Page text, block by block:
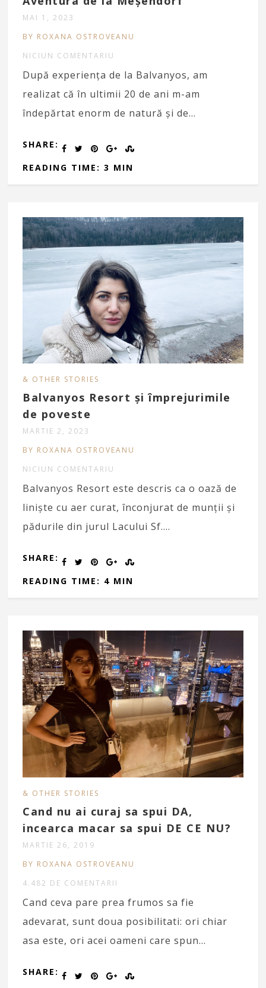
MAI 1, 2023
BY ROXANA OSTROVEANU
NICIUN COMENTARIU
După experiența de la Balvanyos, am
realizat că în ultimii 20 de ani m-am
îndepărtat enorm de natură și de…
SHARE:
READING TIME: 3 MIN
& OTHER STORIES
Balvanyos Resort și împrejurimile
de poveste
MARTIE 2, 2023
BY ROXANA OSTROVEANU
NICIUN COMENTARIU
Balvanyos Resort este descris ca o oază de
linişte cu aer curat, înconjurat de munţii şi
pădurile din jurul Lacului Sf….
SHARE:
READING TIME: 4 MIN
& OTHER STORIES
Cand nu ai curaj sa spui DA,
incearca macar sa spui DE CE NU?
MARTIE 26, 2019
BY ROXANA OSTROVEANU
4.482 DE COMENTARII
Cand ceva pare prea frumos sa fie
adevarat, sunt doua posibilitati: ori chiar
asa este, ori acei oameni care spun…
SHARE: